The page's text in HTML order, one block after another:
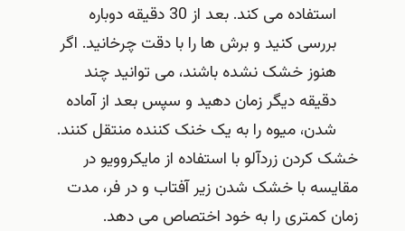
استفاده می کند. بعد از 30 دقیقه دوباره
بررسی کنید و برش ها را با دقت چرخانید. اگر
هنوز خشک نشده باشند، می توانید چند
دقیقه دیگر زمان دهید و سپس بعد از آماده
شدن، میوه را به یک خنک کننده منتقل کنند.
خشک کردن زردآلو با استفاده از مایکروویو در
مقایسه با خشک شدن زیر آفتاب و در فر، مدت
زمان کمتری را به خود اختصاص می دهد.